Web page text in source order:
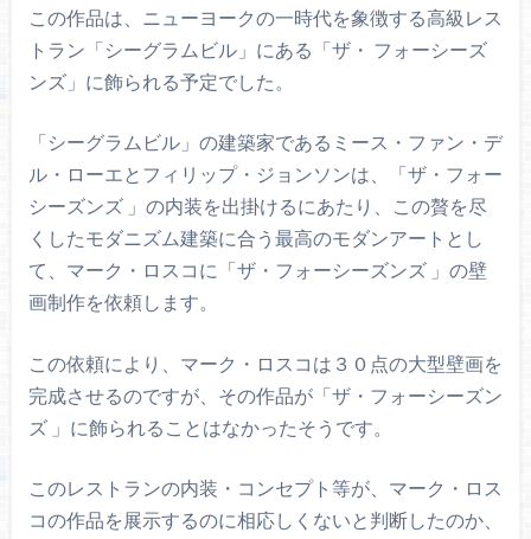
この作品は、ニューヨークの一時代を象徴する高級レス
トラン「シーグラムビル」にある「ザ・ フォーシーズ
ンズ」に飾られる予定でした。
「シーグラムビル」の建築家であるミース・ファン・デ
ル・ローエとフィリップ・ジョンソンは、「ザ・フォー
シーズンズ 」の内装を出掛けるにあたり、この贅を尽
くしたモダニズム建築に合う最高のモダンアートとし
て、マーク・ロスコに「ザ・フォーシーズンズ 」の壁
画制作を依頼します。
この依頼により、マーク・ロスコは３０点の大型壁画を
完成させるのですが、その作品が「ザ・フォーシーズン
ズ 」に飾られることはなかったそうです。
このレストランの内装・コンセプト等が、マーク・ロス
コの作品を展示するのに相応しくないと判断したのか、